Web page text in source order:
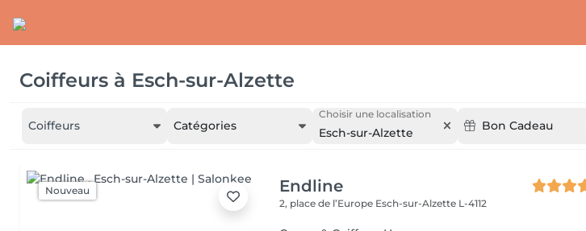
Coiffeurs à Esch-sur-Alzette
Coiffeurs Catégories
Choisir une localisation
Esch-sur-Alzette Bon Cadeau
Nouveau Endline
2, place de l’Europe Esch-sur-Alzette L-4112